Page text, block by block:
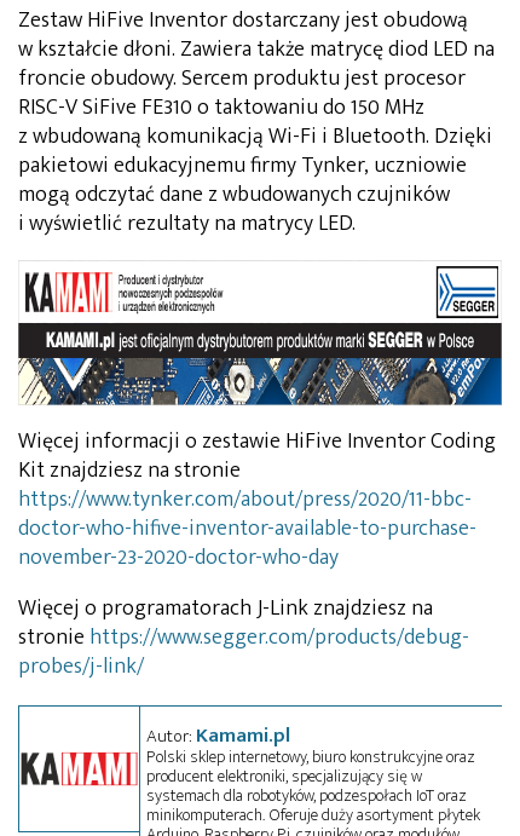
Zestaw HiFive Inventor dostarczany jest obudową
w kształcie dłoni. Zawiera także matrycę diod LED na
froncie obudowy. Sercem produktu jest procesor
RISC-V SiFive FE310 o taktowaniu do 150 MHz
z wbudowaną komunikacją Wi-Fi i Bluetooth. Dzięki
pakietowi edukacyjnemu firmy Tynker, uczniowie
mogą odczytać dane z wbudowanych czujników
i wyświetlić rezultaty na matrycy LED.
Więcej informacji o zestawie HiFive Inventor Coding
Kit znajdziesz na stronie
https://www.tynker.com/about/press/2020/11-bbc-
doctor-who-hifive-inventor-available-to-purchase-
november-23-2020-doctor-who-day
Więcej o programatorach J-Link znajdziesz na
stronie https://www.segger.com/products/debug-
probes/j-link/
Autor: Kamami.pl
Polski sklep internetowy, biuro konstrukcyjne oraz
producent elektroniki, specjalizujący się w
systemach dla robotyków, podzespołach IoT oraz
minikomputerach. Oferuje duży asortyment płytek